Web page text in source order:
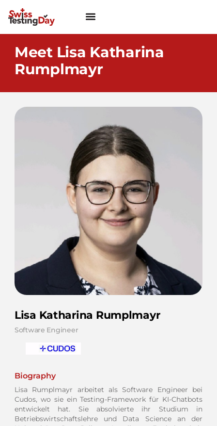
Meet Lisa Katharina
Rumplmayr
Lisa Katharina Rumplmayr
Software Engineer
Biography
Lisa Rumplmayr arbeitet als Software Engineer bei
Cudos, wo sie ein Testing-Framework für KI-Chatbots
entwickelt hat. Sie absolvierte ihr Studium in
Betriebswirtschaftslehre und Data Science an der